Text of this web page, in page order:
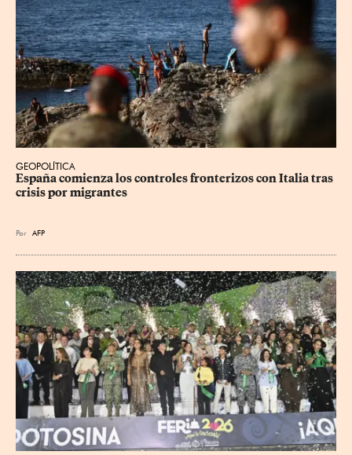
GEOPOLÍTICA
España comienza los controles fronterizos con Italia tras
crisis por migrantes
Por AFP